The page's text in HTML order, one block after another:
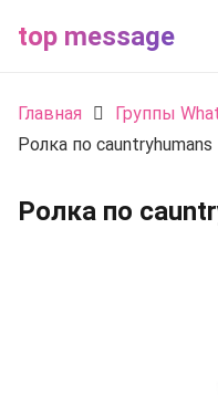
top message
Главная
Группы
Ролка по cauntryhumans
Ролка по